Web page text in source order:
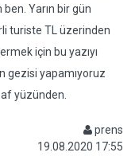
Yarın bir gün
turiste TL üzerinden
için bu yazıyı
gezisi yapamıyoruz
yüzünden.
prens
19.08.2020 17:55